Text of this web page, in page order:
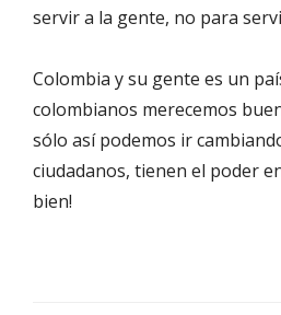
servir a la gente, no para
Colombia y su gente es un
colombianos merecemos
sólo así podemos ir
ciudadanos, tienen el poder
bien!